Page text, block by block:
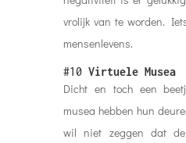
vrolijk van te worden.
mensenlevens.
#10 Virtuele Musea
Dicht en toch een
musea hebben hun
wil niet zeggen dat